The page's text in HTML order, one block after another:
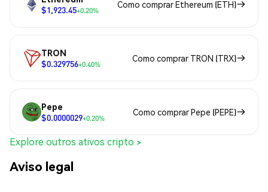
$1,923.45+0.20%
Como comprar Ethereum (ETH)
TRON
$0.329756+0.40%
Como comprar TRON (TRX)
Pepe
$0.0000029+0.20%
Como comprar Pepe (PEPE)
Explore outros ativos cripto >
Aviso legal